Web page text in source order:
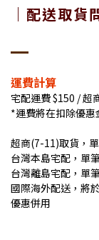
｜配送取貨
運費計算
宅配運費 $150 / 超
*運費將在扣除優惠
超商(7-11)取貨，
台灣本島宅配，單
台灣離島宅配，單
國際海外配送，將
優惠併用